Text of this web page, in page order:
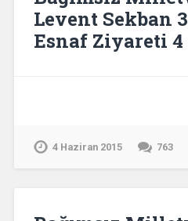
Levent Sekban
Esnaf Ziyareti 4
4 Haziran 2015 763